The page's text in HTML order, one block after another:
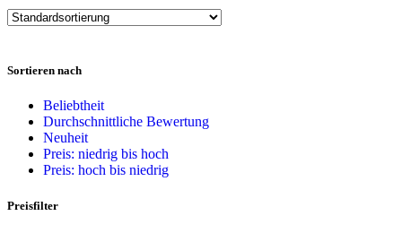
Sortieren nach
Beliebtheit
Durchschnittliche Bewertung
Neuheit
Preis: niedrig bis hoch
Preis: hoch bis niedrig
Preisfilter